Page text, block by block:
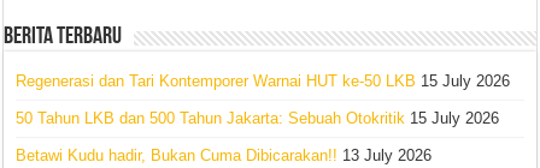
Berita Terbaru
Regenerasi dan Tari Kontemporer Warnai HUT ke-50 LKB 15 July 2026
50 Tahun LKB dan 500 Tahun Jakarta: Sebuah Otokritik 15 July 2026
Betawi Kudu hadir, Bukan Cuma Dibicarakan!! 13 July 2026